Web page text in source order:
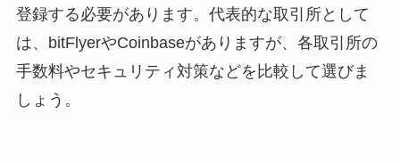
登録する必要があります。代表的な取引所として
は、bitFlyerやCoinbaseがありますが、各取引所の
手数料やセキュリティ対策などを比較して選びま
しょう。